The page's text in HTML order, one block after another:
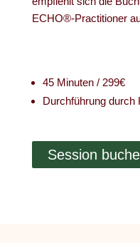
ECHO®-Practitioner
45 Minuten / 299€
Durchführung durch
Session